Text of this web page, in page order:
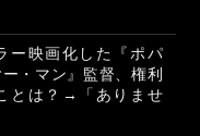
ー映画化した『ポパ
・マン』監督、権利
とは？→「ありませ